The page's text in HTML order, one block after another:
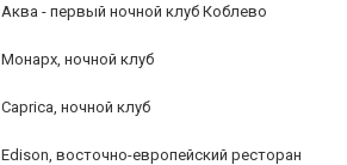
Аква - первый ночной клуб Коблево
Монарх, ночной клуб
Caprica, ночной клуб
Edison, восточно-европейский ресторан